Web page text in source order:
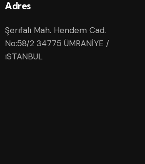
Adres
Şerifali Mah. Hendem Cad.
No:58/2 34775 ÜMRANİYE /
iSTANBUL